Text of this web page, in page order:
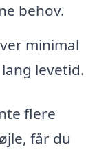
behov.
minimal
levetid.
flere
får du